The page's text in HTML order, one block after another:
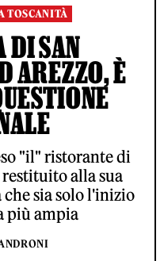
TOSCANITÀ
DI SAN
AREZZO, È
"il" ristorante di
alla sua
sia solo l'inizio
più ampia